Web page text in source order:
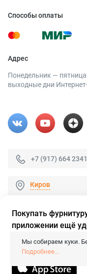
Способы оплаты
Адрес
Понедельник —
выходные дни
+7 (917) 664 2341
Киров
© 2026 «FieraShop.ru»
Сопровождение сайта
-
Все права защищены.
Не является публичной
Покупать
приложении ещё
Мы собираем куки.
Подробнее...